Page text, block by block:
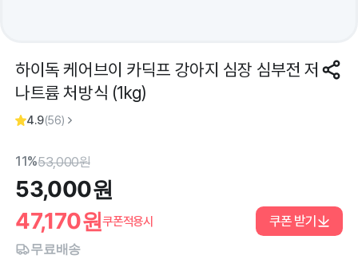
하이독 케어브이 카딕프 강아지 심장 심부전 저
나트륨 처방식 (1kg)
4.9(56)
11%53,000원
53,000원
47,170원쿠폰적용시 쿠폰 받기
무료배송